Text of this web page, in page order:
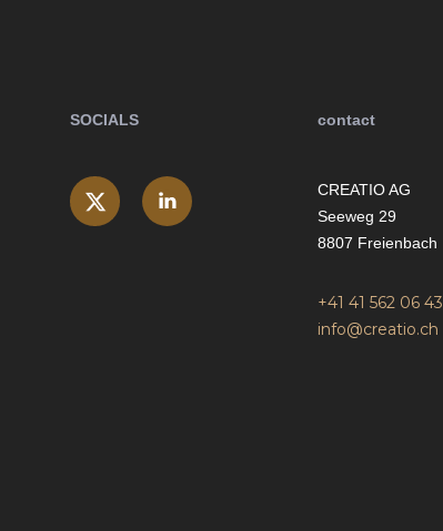
SOCIALS contact
CREATIO AG
Seeweg 29
8807 Freienbach
+41 41 562 06 43
info@creatio.ch